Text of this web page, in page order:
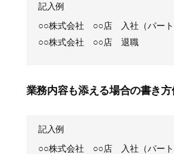
記入例
○○株式会社 ○○店 入社（パート
○○株式会社 ○○店 退職
業務内容も添える場合の書き方
記入例
○○株式会社 ○○店 入社（パート